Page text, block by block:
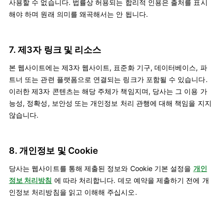
사용할 수 없습니다. 법률상 허용되는 합리적 인용은 출처를 표시
해야 하며 원래 의미를 왜곡해서는 안 됩니다.
7. 제3자 링크 및 리소스
본 웹사이트에는 제3자 웹사이트, 표준화 기구, 데이터베이스, 파
트너 또는 관련 플랫폼으로 연결되는 링크가 포함될 수 있습니다.
이러한 제3자 콘텐츠는 해당 주체가 책임지며, 당사는 그 이용 가
능성, 정확성, 보안성 또는 개인정보 처리 관행에 대해 책임을 지지
않습니다.
8. 개인정보 및 Cookie
당사는 웹사이트를 통해 제출된 정보와 Cookie 기본 설정을 개인
정보 처리방침 에 따라 처리합니다. 데모 예약을 제출하기 전에 개
인정보 처리방침을 읽고 이해해 주십시오.